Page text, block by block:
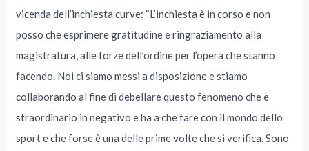
vicenda dell’inchiesta curve: “L’inchiesta è in corso e non
posso che esprimere gratitudine e ringraziamento alla
magistratura, alle forze dell’ordine per l’opera che stanno
facendo. Noi ci siamo messi a disposizione e stiamo
collaborando al fine di debellare questo fenomeno che è
straordinario in negativo e ha a che fare con il mondo dello
sport e che forse è una delle prime volte che si verifica. Sono